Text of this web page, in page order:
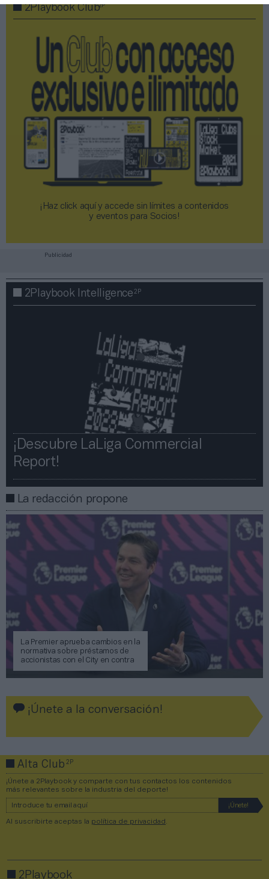
2Playbook Club2P
¡Haz click aquí y accede sin límites a contenidos
y eventos para Socios!​​​​​​​
Publicidad
2Playbook Intelligence2P
¡Descubre LaLiga Commercial
Report!​​
La redacción propone
La Premier aprueba cambios en la
normativa sobre préstamos de
accionistas con el City en contra
¡Únete a la conversación!
Alta Club2P
¡Únete a 2Playbook y comparte con tus contactos los contenidos
más relevantes sobre la industria del deporte!
Al suscribirte aceptas la política de privacidad .
2Playbook